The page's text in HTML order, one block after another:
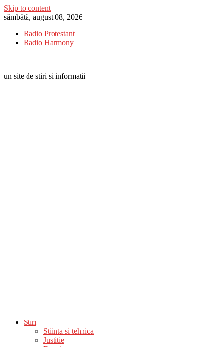
Skip to content
sâmbătă, august 08, 2026
Radio Protestant
Radio Harmony
un site de stiri si informatii
Stiri
Stiinta si tehnica
Justitie